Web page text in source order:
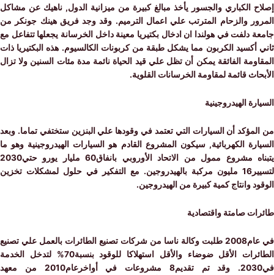
الكباري والجسور يأخذ مبالغ كبيرة من ميزانية الدول, ناهيك عن مشاكل
والزحام المترتب علي اعمال الترميم. وقد وجد فريق هينك جونكر من
دلفت في هولندا ان ادخال بكتيريا معينة داخل الخرسانة يجعلها تتفاعل مع
أكسيد الكربون مما يشكل طبقة من كربونات الكالسيوم. هذه البكتيريا ذات
الفائقة يمكن أن تظل علي قيد الحياة نائمة مدة مئات السنين ولا تزال
قائمة لمقاومة الخرسانات القلوية.
الهيدروجينية
أن السيارات التي تعتمد في وقودها علي البنزين ستختفي تماما. وبعد
الكهربائية, سيكون المشروع القادم هو السيارات الهيدروجينية وهو ما
يتبناه مشروع ممول من الاتحاد الأوروبي بانفاق60 مليار يورو حتي2030
لتسيير16 مليون مركبة بالهيدروجين. مع التفكير في حلول لمشكلات تخزين
وانتاج كمية كبيرة من الهيدروجين.
صامتة واقتصادية
في عام2008 طلبت وكالة ناسا من شركات تصنيع الطائرات بالعمل علي تصنيع
الطائرات الأقل ضوضاء والأقل استهلاكا للوقود بنسبة70% لتدخل الخدمة
في2030. وقد تم تقديم8 مشروعات في أواخرعام2010 من معهد